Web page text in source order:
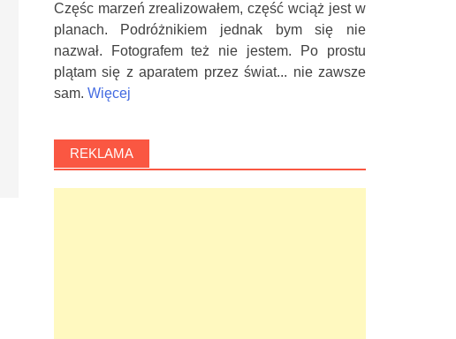
Częśc marzeń zrealizowałem, część wciąż jest w
planach. Podróżnikiem jednak bym się nie
nazwał. Fotografem też nie jestem. Po prostu
plątam się z aparatem przez świat... nie zawsze
sam. Więcej
REKLAMA